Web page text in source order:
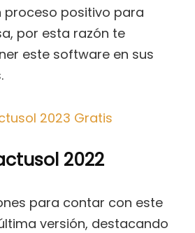
proceso positivo para
por esta razón te
este software en sus
2023 Gratis
2022
para contar con este
versión, destacando